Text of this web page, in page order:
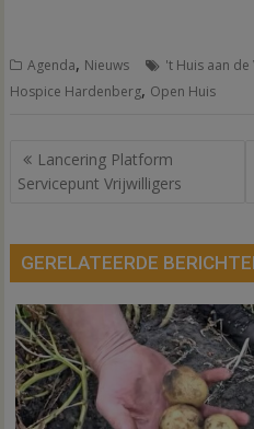
Agenda, Nieuws 't Huis aan de
Hospice Hardenberg, Open Huis
Bericht
navigatie
Lancering Platform
Servicepunt Vrijwilligers
GERELATEERDE